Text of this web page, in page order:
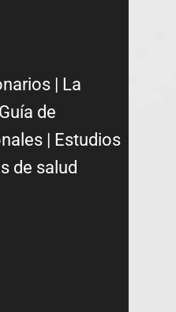
| La
Guía de
| Estudios
de salud